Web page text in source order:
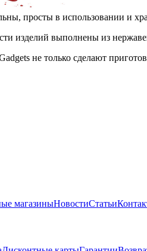
просты в использовании и
изделий выполнены из
не только сделают
магазиныНовостиСтатьи